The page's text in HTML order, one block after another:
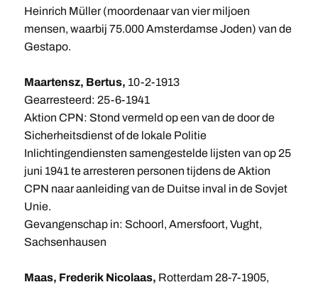
Heinrich Müller (moordenaar van vier miljoen
mensen, waarbij 75.000 Amsterdamse Joden) van de
Gestapo.
Maartensz, Bertus, 10-2-1913
Gearresteerd: 25-6-1941
Aktion CPN: Stond vermeld op een van de door de
Sicherheitsdienst of de lokale Politie
Inlichtingendiensten samengestelde lijsten van op 25
juni 1941 te arresteren personen tijdens de Aktion
CPN naar aanleiding van de Duitse inval in de Sovjet
Unie.
Gevangenschap in: Schoorl, Amersfoort, Vught,
Sachsenhausen
Maas, Frederik Nicolaas, Rotterdam 28-7-1905,